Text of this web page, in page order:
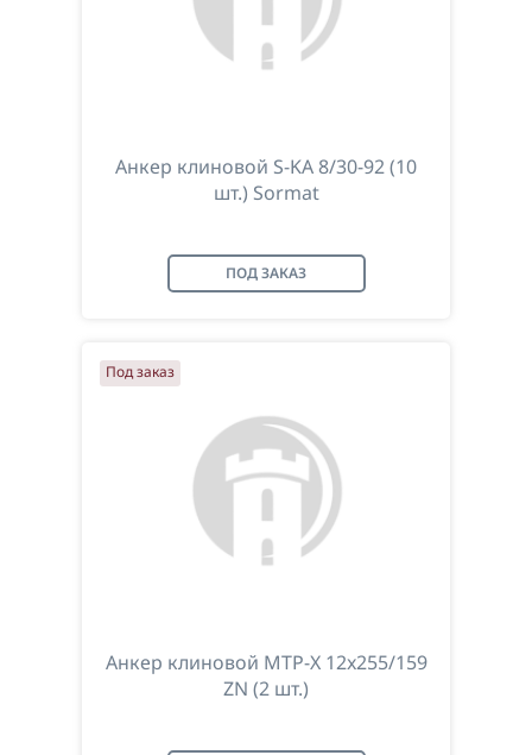
Анкер клиновой S-KA 8/30-92 (10
шт.) Sormat
ПОД ЗАКАЗ
Анкер клиновой MTP-X 12x255/159
ZN (2 шт.)
Под заказ